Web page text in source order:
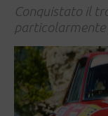
Conquistato il